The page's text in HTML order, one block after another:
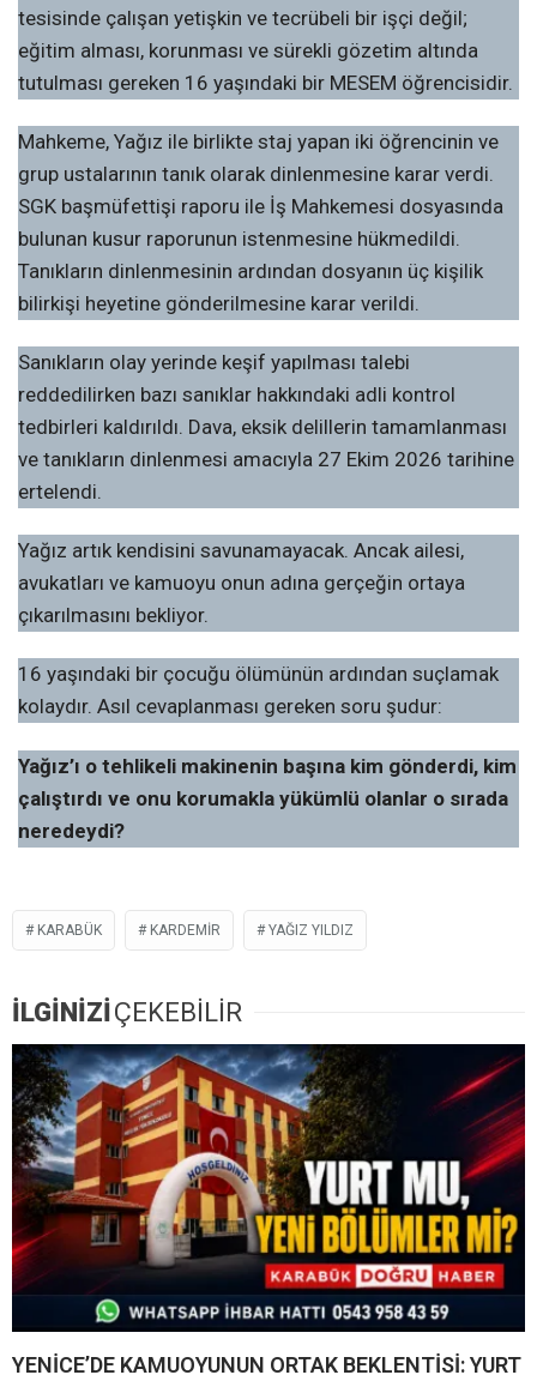
tesisinde çalışan yetişkin ve tecrübeli bir işçi değil;
eğitim alması, korunması ve sürekli gözetim altında
tutulması gereken 16 yaşındaki bir MESEM öğrencisidir.
Mahkeme, Yağız ile birlikte staj yapan iki öğrencinin ve
grup ustalarının tanık olarak dinlenmesine karar verdi.
SGK başmüfettişi raporu ile İş Mahkemesi dosyasında
bulunan kusur raporunun istenmesine hükmedildi.
Tanıkların dinlenmesinin ardından dosyanın üç kişilik
bilirkişi heyetine gönderilmesine karar verildi.
Sanıkların olay yerinde keşif yapılması talebi
reddedilirken bazı sanıklar hakkındaki adli kontrol
tedbirleri kaldırıldı. Dava, eksik delillerin tamamlanması
ve tanıkların dinlenmesi amacıyla 27 Ekim 2026 tarihine
ertelendi.
Yağız artık kendisini savunamayacak. Ancak ailesi,
avukatları ve kamuoyu onun adına gerçeğin ortaya
çıkarılmasını bekliyor.
16 yaşındaki bir çocuğu ölümünün ardından suçlamak
kolaydır. Asıl cevaplanması gereken soru şudur:
Yağız’ı o tehlikeli makinenin başına kim gönderdi, kim
çalıştırdı ve onu korumakla yükümlü olanlar o sırada
neredeydi?
KARABÜK KARDEMİR YAĞIZ YILDIZ
İLGİNİZİÇEKEBİLİR
YENİCE’DE KAMUOYUNUN ORTAK BEKLENTİSİ: YURT